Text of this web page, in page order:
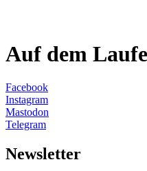
Auf dem
Facebook
Instagram
Mastodon
Telegram
Newsletter